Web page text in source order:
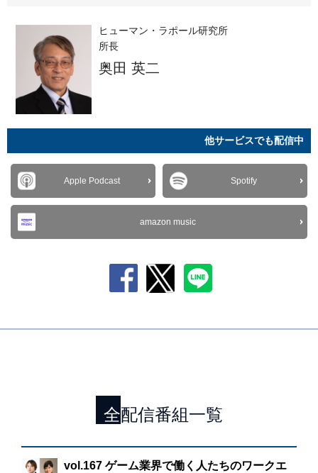
ヒューマン・ラポール研究所
所長
奥田 英二
他サービスでも配信中
Apple Podcast Spotify
amazon music
全配信番組一覧
vol.167 ゲーム業界で働く人たちのワークエ